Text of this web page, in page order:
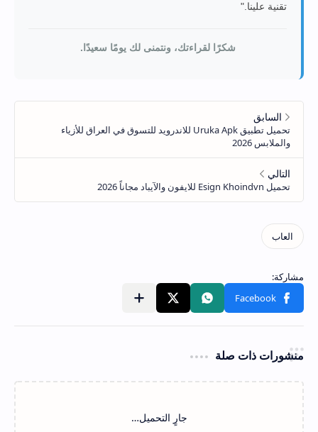
تقنية علينا."
شكرًا لقراءتك، ونتمنى لك يومًا سعيدًا.
منشورات ذات صلة
‏جارٍ التحميل…